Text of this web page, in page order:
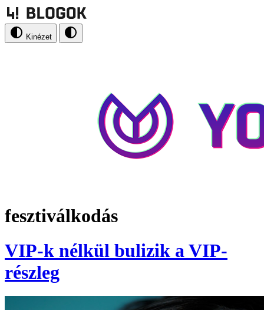
Kinézet
fesztiválkodás
VIP-k nélkül bulizik a VIP-
részleg